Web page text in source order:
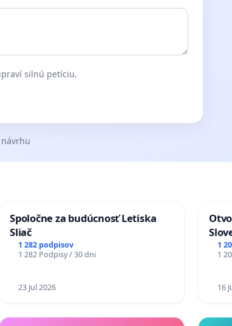
silnú petíciu.
Spoločne za budúcnosť Letiska
Sliač
1 282 podpisov
1 282 Podpisy / 30 dni
23 Jul 2026
1
1
16